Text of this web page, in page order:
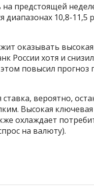
предстоящей
диапазонах 10,8-11,5
оказывать
России хотя и
повысил
вероятно,
Высокая ключевая
охлаждает
на валюту).